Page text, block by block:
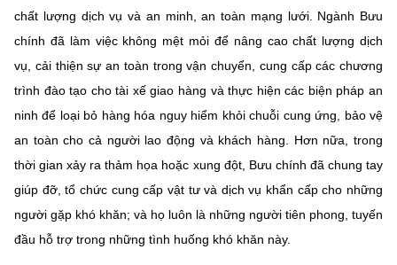
chất lượng dịch vụ và an minh, an toàn mạng lưới. Ngành Bưu
chính đã làm việc không mệt mỏi để nâng cao chất lượng dịch
vụ, cải thiện sự an toàn trong vận chuyển, cung cấp các chương
trình đào tạo cho tài xế giao hàng và thực hiện các biện pháp an
ninh để loại bỏ hàng hóa nguy hiểm khỏi chuỗi cung ứng, bảo vệ
an toàn cho cả người lao động và khách hàng. Hơn nữa, trong
thời gian xảy ra thảm họa hoặc xung đột, Bưu chính đã chung tay
giúp đỡ, tổ chức cung cấp vật tư và dịch vụ khẩn cấp cho những
người gặp khó khăn; và họ luôn là những người tiên phong, tuyến
đầu hỗ trợ trong những tình huống khó khăn này.